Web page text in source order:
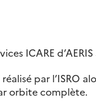
ICARE
par l’ISRO
orbite complète.